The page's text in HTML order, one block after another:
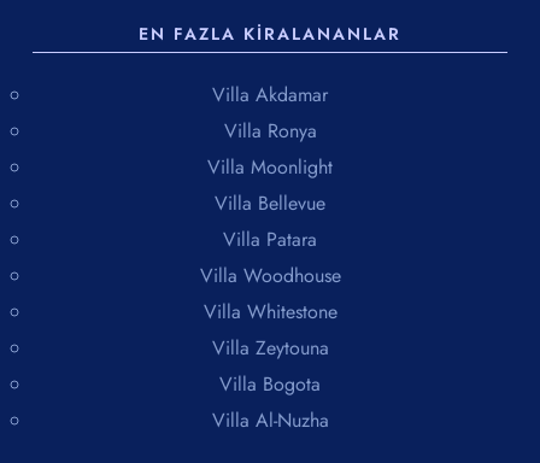
EN FAZLA KIRALANANLAR
Villa Akdamar
Villa Ronya
Villa Moonlight
Villa Bellevue
Villa Patara
Villa Woodhouse
Villa Whitestone
Villa Zeytouna
Villa Bogota
Villa Al-Nuzha